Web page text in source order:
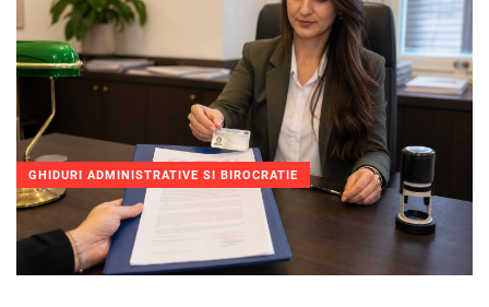
GHIDURI ADMINISTRATIVE SI BIROCRATIE